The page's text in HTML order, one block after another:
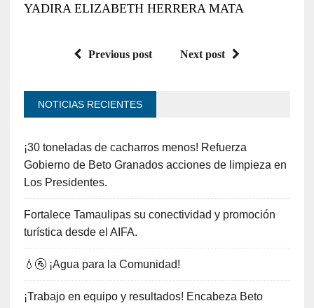
YADIRA ELIZABETH HERRERA MATA
Previous post Next post
NOTICIAS RECIENTES
¡30 toneladas de cacharros menos! Refuerza
Gobierno de Beto Granados acciones de limpieza en
Los Presidentes.
Fortalece Tamaulipas su conectividad y promoción
turística desde el AIFA.
💧🚰 ¡Agua para la Comunidad!
¡Trabajo en equipo y resultados! Encabeza Beto